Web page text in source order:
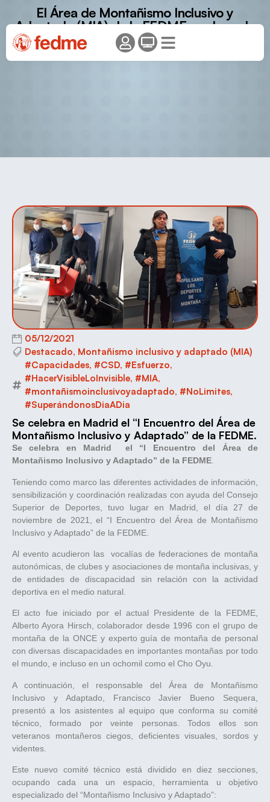
El Área de Montañismo Inclusivo y
Adaptado (MIA) de la FEDME se abre a la
sociedad
05/12/2021
Destacado, Montañismo inclusivo y adaptado (MIA)
#Capacidades, #CSD, #Esfuerzo,
#HacerVisibleLoInvisible, #MIA,
#montañismoinclusivoyadaptado, #NoLimites,
#SuperándonosDiaADia
Se celebra en Madrid el “I Encuentro del Área de
Montañismo Inclusivo y Adaptado” de la FEDME.
Se celebra en Madrid el “I Encuentro del Área de
Montañismo Inclusivo y Adaptado” de la FEDME.
Teniendo como marco las diferentes actividades de información,
sensibilización y coordinación realizadas con ayuda del Consejo
Superior de Deportes, tuvo lugar en Madrid, el día 27 de
noviembre de 2021, el “I Encuentro del Área de Montañismo
Inclusivo y Adaptado” de la FEDME.
Al evento acudieron las vocalías de federaciones de montaña
autonómicas, de clubes y asociaciones de montaña inclusivas, y
de entidades de discapacidad sin relación con la actividad
deportiva en el medio natural.
El acto fue iniciado por el actual Presidente de la FEDME,
Alberto Ayora Hirsch, colaborador desde 1996 con el grupo de
montaña de la ONCE y experto guía de montaña de personal
con diversas discapacidades en importantes montañas por todo
el mundo, e incluso en un ochomil como el Cho Oyu.
A continuación, el responsable del Área de Montañismo
Inclusivo y Adaptado, Francisco Javier Bueno Sequera,
presentó a los asistentes al equipo que conforma su comité
técnico, formado por veinte personas. Todos ellos son
veteranos montañeros ciegos, deficientes visuales, sordos y
videntes.
Este nuevo comité técnico está dividido en diez secciones,
ocupando cada una un espacio, herramienta u objetivo
especializado del “Montañismo Inclusivo y Adaptado”: